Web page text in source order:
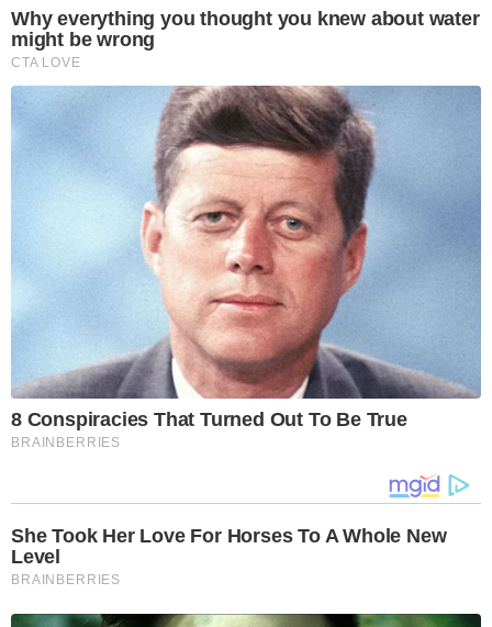
Why everything you thought you knew about water
might be wrong
CTA LOVE
8 Conspiracies That Turned Out To Be True
BRAINBERRIES
She Took Her Love For Horses To A Whole New
Level
BRAINBERRIES